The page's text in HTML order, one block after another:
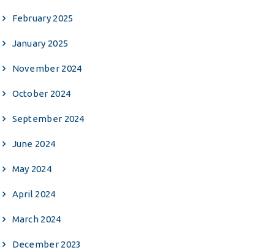
February 2025
January 2025
November 2024
October 2024
September 2024
June 2024
May 2024
April 2024
March 2024
December 2023